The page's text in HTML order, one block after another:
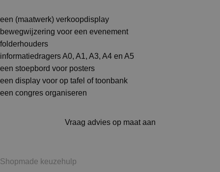
een (maatwerk) verkoopdisplay
bewegwijzering voor een evenement
folderhouders
informatiedragers A0, A1, A3, A4 en A5
een stoepbord voor posters
een display voor op tafel of toonbank
een congres organiseren
Vraag advies op maat aan
Shopmade keuzehulp